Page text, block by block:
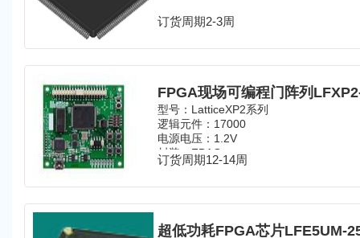
订货周期2-3周
型号：LatticeXP2系列
逻辑元件：17000
电源电压：1.2V
封装：FBAG
引脚数：256
订货周期12-14周